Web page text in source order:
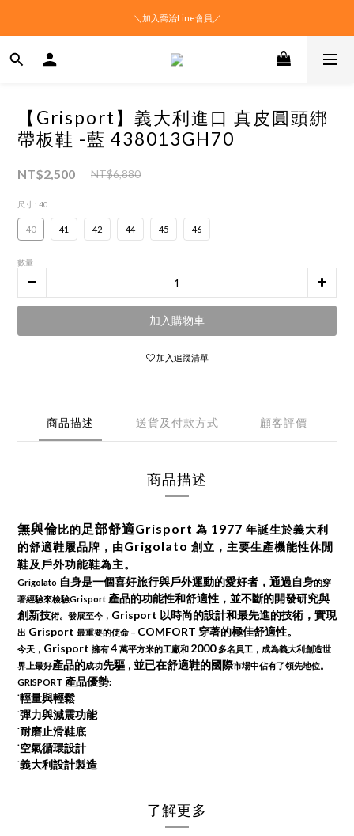
＼加入喬治Line會員／
【Grisport】義大利進口 真皮圓頭綁
帶板鞋 -藍 438013GH70
NT$2,500 NT$6,880
尺寸 : 40
40 41 42 44 45 46
數量
加入購物車
加入追蹤清單
商品描述 送貨及付款方式 顧客評價
商品描述
無與倫比的足部舒適Grisport 為 1977 年誕生於義大利
的舒適鞋履品牌 ， 由Grigolato 創立 ， 主要生產機能性休閒
鞋及 戶外功能鞋為主。
Grigolato 自身是一個喜好旅行與戶外運動的愛好者 ， 通過自身的穿
著經驗來檢驗Grisport 產品的功能性和舒適性 ， 並不斷的開發研究與
創新技術。 發展至今 ， Grisport 以時尚的設計和最先進的技術 ， 實現
出 Grisport 最重要的使命 – COMFORT 穿著的極佳舒適性。
今天 ， Grisport 擁有4 萬平方米的工廠和 2000 多名 員工 ， 成為義大利創造世
界 上最好產品的成功先驅 ， 並已在舒適鞋的國際市場中佔有了領先地位。
GRISPORT 產品優勢:
˙輕量與輕鬆
˙彈力與減震功能
˙耐磨止滑鞋底
˙空氣循環設計
˙義大利設計製造
了解更多